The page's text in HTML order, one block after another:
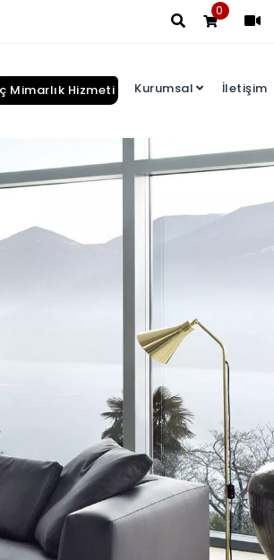
0
Mimarlık Hizmeti Kurumsal İletişim
Arama Sonuçları